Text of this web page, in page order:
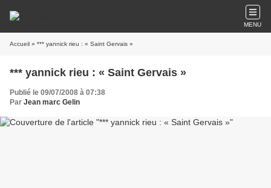
MENU
Accueil » *** yannick rieu : « Saint Gervais »
*** yannick rieu : « Saint Gervais »
Publié le 09/07/2008 à 07:38
Par Jean marc Gelin